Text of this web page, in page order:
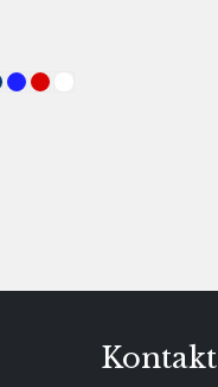
Kontakt